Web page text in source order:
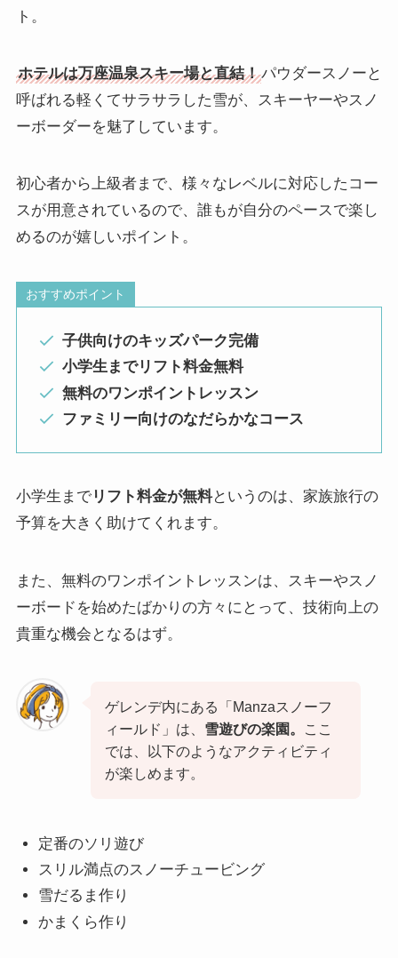
ト。
ホテルは万座温泉スキー場と直結！パウダースノーと
呼ばれる軽くてサラサラした雪が、スキーヤーやスノ
ーボーダーを魅了しています。
初心者から上級者まで、様々なレベルに対応したコー
スが用意されているので、誰もが自分のペースで楽し
めるのが嬉しいポイント。
おすすめポイント
子供向けのキッズパーク完備
小学生までリフト料金無料
無料のワンポイントレッスン
ファミリー向けのなだらかなコース
小学生までリフト料金が無料というのは、家族旅行の
予算を大きく助けてくれます。
また、無料のワンポイントレッスンは、スキーやスノ
ーボードを始めたばかりの方々にとって、技術向上の
貴重な機会となるはず。
ゲレンデ内にある「Manzaスノーフ
ィールド」は、 雪遊びの楽園。
ここ
では、以下のようなアクティビティ
が楽しめます。
定番のソリ遊び
スリル満点のスノーチュービング
雪だるま作り
かまくら作り